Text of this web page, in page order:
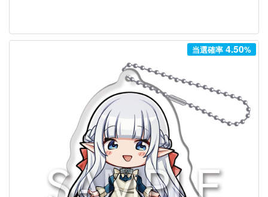
当選確率4.50%